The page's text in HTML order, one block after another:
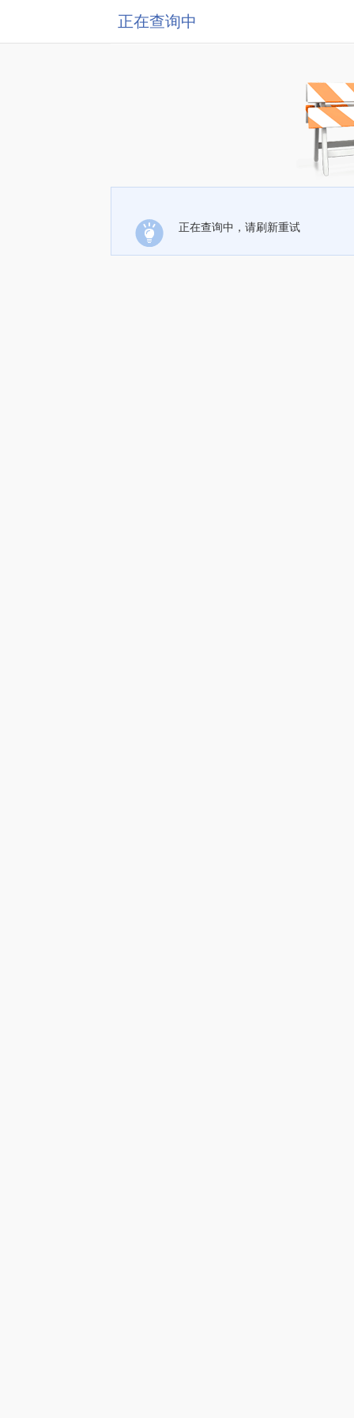
正在查询中
正在查询中，请刷新重试